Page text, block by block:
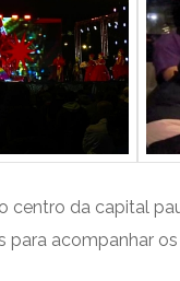
centro da capital
para acompanhar